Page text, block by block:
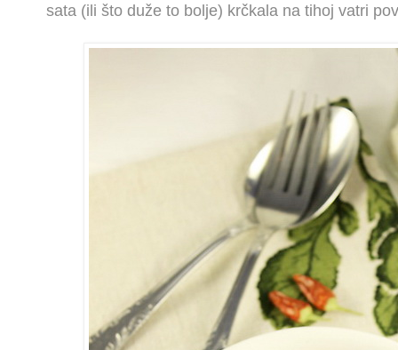
sata (ili što duže to bolje) krčkala na tihoj vatri